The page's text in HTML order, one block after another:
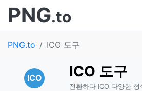
PNG.to
PNG.to ICO 도구
ICO ICO 도구
전환하다 ICO 다양한